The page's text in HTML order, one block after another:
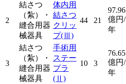
2
結さつ
（紮）・
縫合用器
械器具
体内用
結さつ
クリッ
プ(Ⅲ)
44 21
97.96
億円/
年
3
結さつ
（紮）・
縫合用器
械器具
手術用
ステー
プラ
(Ⅱ)
10 3
76.65
億円/
年